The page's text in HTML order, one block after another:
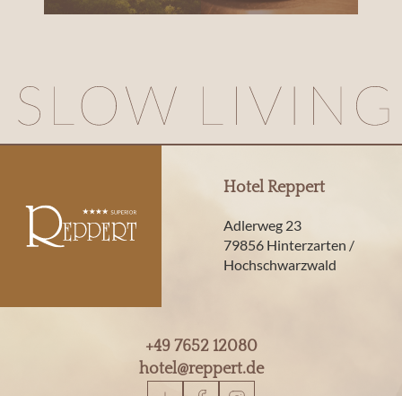
Hotel Reppert
Adlerweg 23
79856 Hinterzarten /
Hochschwarzwald
+49 7652 12080
hotel@reppert.de